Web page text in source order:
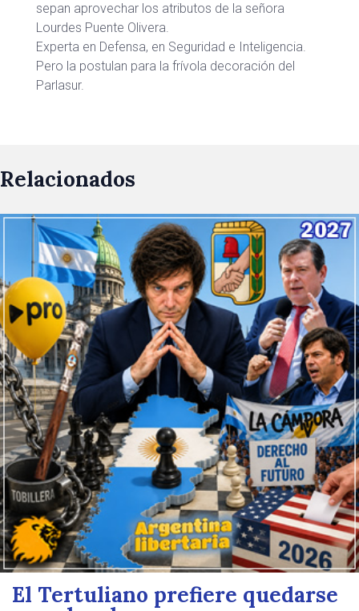
sepan aprovechar los atributos de la señora
Lourdes Puente Olivera.
Experta en Defensa, en Seguridad e Inteligencia.
Pero la postulan para la frívola decoración del
Parlasur.
Relacionados
El Tertuliano prefiere quedarse